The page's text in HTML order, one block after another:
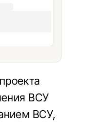
ВСУ
ВСУ,